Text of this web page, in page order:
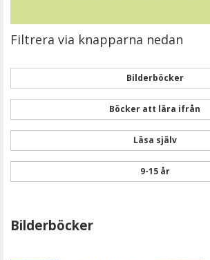
Filtrera via knapparna nedan
Bilderböcker
Böcker att lära ifrån
Läsa själv
9-15 år
Bilderböcker